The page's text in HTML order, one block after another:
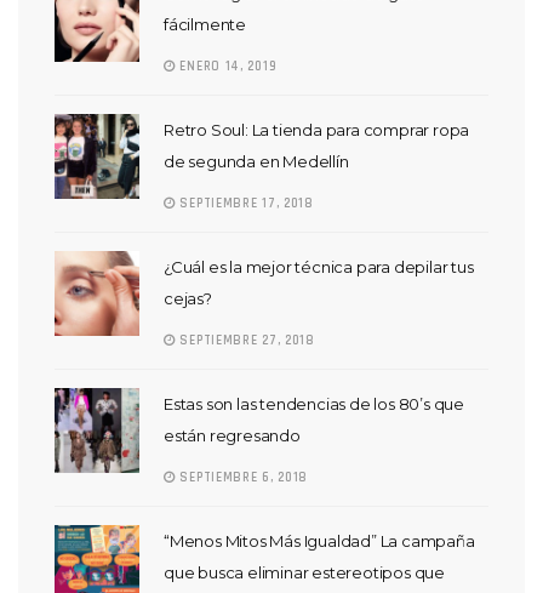
fácilmente
ENERO 14, 2019
Retro Soul: La tienda para comprar ropa
de segunda en Medellín
SEPTIEMBRE 17, 2018
¿Cuál es la mejor técnica para depilar tus
cejas?
SEPTIEMBRE 27, 2018
Estas son las tendencias de los 80’s que
están regresando
SEPTIEMBRE 6, 2018
“Menos Mitos Más Igualdad” La campaña
que busca eliminar estereotipos que